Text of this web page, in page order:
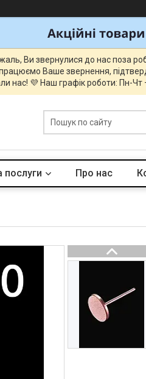
Ви звернулися до нас поза
Ваше звернення,
нас! 💜 Наш графік роботи: Пн-
послуги Про нас